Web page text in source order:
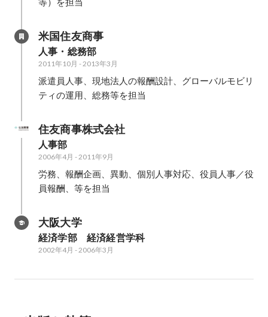
米国住友商事
人事・総務部
2011年10月 -2013年3月
派遣員人事、現地法人の報酬設計、グローバルモビリ
ティの運用、総務等を担当
住友商事株式会社
人事部
2006年4月 -2011年9月
労務、報酬企画、異動、個別人事対応、役員人事／役
員報酬、等を担当
大阪大学
経済学部　経済経営学科
2002年4月 -2006年3月